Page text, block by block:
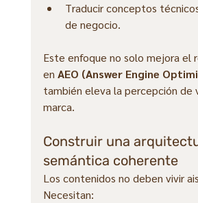
Traducir conceptos
de negocio.
Este enfoque no solo mejora el
en AEO (Answer Engine
también eleva la percepción de
marca.
Construir una
semántica coherente
Los contenidos no deben vivir
Necesitan: